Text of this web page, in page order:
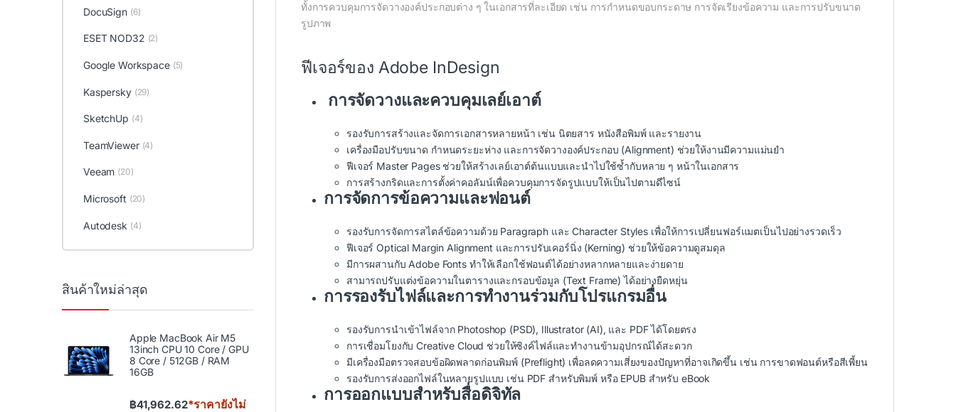
ทั้งการควบคุมการจัดวางองค์ประกอบต่าง ๆ ในเอกสารที่ละเอียด เช่น การกำหนดขอบกระดาษ การจัดเรียงข้อความ และการปรับขนาด
รูปภาพ
ฟีเจอร์ของ Adobe InDesign
การจัดวางและควบคุมเลย์เอาต์
รองรับการสร้างและจัดการเอกสารหลายหน้า เช่น นิตยสาร หนังสือพิมพ์ และรายงาน
เครื่องมือปรับขนาด กำหนดระยะห่าง และการจัดวางองค์ประกอบ (Alignment) ช่วยให้งานมีความแม่นยำ
ฟีเจอร์ Master Pages ช่วยให้สร้างเลย์เอาต์ต้นแบบและนำไปใช้ซ้ำกับหลาย ๆ หน้าในเอกสาร
การสร้างกริดและการตั้งค่าคอลัมน์เพื่อควบคุมการจัดรูปแบบให้เป็นไปตามดีไซน์
การจัดการข้อความและฟอนต์
รองรับการจัดการสไตล์ข้อความด้วย Paragraph และ Character Styles เพื่อให้การเปลี่ยนฟอร์แมตเป็นไปอย่างรวดเร็ว
ฟีเจอร์ Optical Margin Alignment และการปรับเคอร์นิ่ง (Kerning) ช่วยให้ข้อความดูสมดุล
มีการผสานกับ Adobe Fonts ทำให้เลือกใช้ฟอนต์ได้อย่างหลากหลายและง่ายดาย
สามารถปรับแต่งข้อความในตารางและกรอบข้อมูล (Text Frame) ได้อย่างยืดหยุ่น
การรองรับไฟล์และการทำงานร่วมกับโปรแกรมอื่น
รองรับการนำเข้าไฟล์จาก Photoshop (PSD), Illustrator (AI), และ PDF ได้โดยตรง
การเชื่อมโยงกับ Creative Cloud ช่วยให้ซิงค์ไฟล์และทำงานข้ามอุปกรณ์ได้สะดวก
มีเครื่องมือตรวจสอบข้อผิดพลาดก่อนพิมพ์ (Preflight) เพื่อลดความเสี่ยงของปัญหาที่อาจเกิดขึ้น เช่น การขาดฟอนต์หรือสีเพี้ยน
รองรับการส่งออกไฟล์ในหลายรูปแบบ เช่น PDF สำหรับพิมพ์ หรือ EPUB สำหรับ eBook
การออกแบบสำหรับสื่อดิจิทัล
DocuSign (6)
ESET NOD32 (2)
Google Workspace (5)
Kaspersky (29)
SketchUp (4)
TeamViewer (4)
Veeam (20)
Microsoft (20)
Autodesk (4)
สินค้าใหม่ล่าสุด
Apple MacBook Air M5
13inch CPU 10 Core / GPU
8 Core / 512GB / RAM
16GB
฿41,962.62*ราคายังไม่